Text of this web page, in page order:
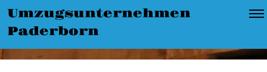
Umzugsunternehmen
Paderborn